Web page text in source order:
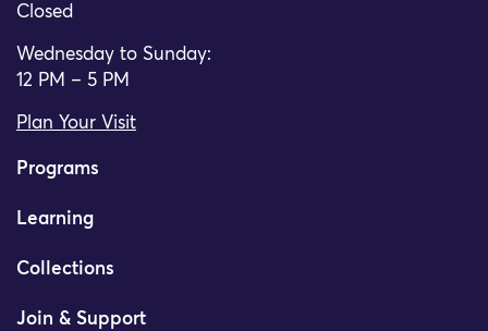
Closed
Wednesday to Sunday:
12 PM – 5 PM
Plan Your Visit
Programs
Learning
Collections
Join & Support